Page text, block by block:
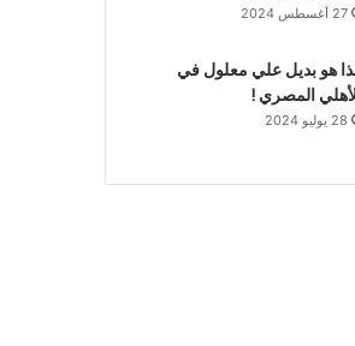
27 أغسطس 2024
هو بديل علي معلول في
المصري !
28 يوليو 2024